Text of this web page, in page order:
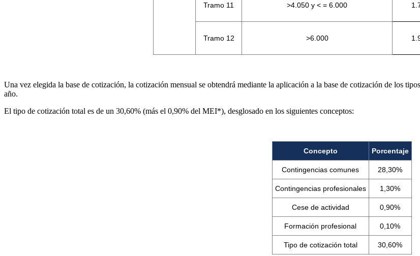
Tramo 11 >4.050 y < = 6.000
Tramo 12 >6.000
Una vez elegida la base de cotización, la cotización mensual se obtendrá mediante la aplicación a la base de cotización de los
año.
El tipo de cotización total es de un 30,60% (más el 0,90% del MEI*), desglosado en los siguientes conceptos:
Concepto Porcentaje
Contingencias comunes 28,30%
Contingencias profesionales 1,30%
Cese de actividad 0,90%
Formación profesional 0,10%
Tipo de cotización total 30,60%